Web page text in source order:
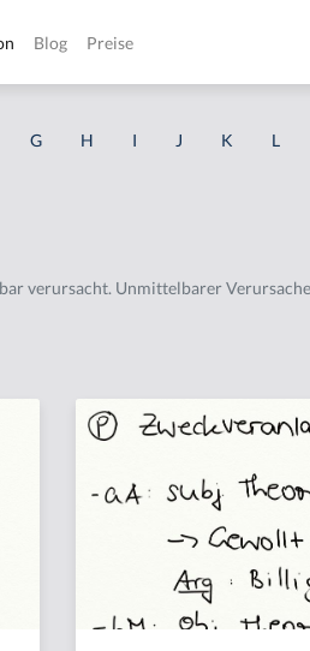
Blog Preise
G H I J K L
verursacht. Unmittelbarer